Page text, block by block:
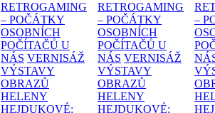
RETROGAMING
– POČÁTKY
OSOBNÍCH
POČÍTAČŮ U
NÁS VERNISÁŽ
VÝSTAVY
OBRAZŮ
HELENY
HEJDUKOVÉ:
RETROGAMING
– POČÁTKY
OSOBNÍCH
POČÍTAČŮ U
NÁS VERNISÁŽ
VÝSTAVY
OBRAZŮ
HELENY
HEJDUKOVÉ:
–